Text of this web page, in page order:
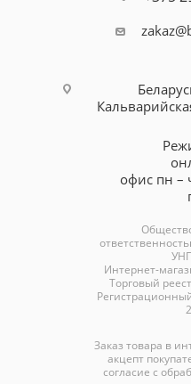
офис пн –
Интернет-
Торговый
Заказ товара в
акцепт
согласие с